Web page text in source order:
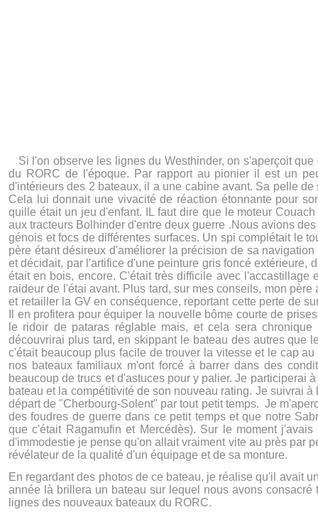
Si l'on observe les lignes du Westhinder, on s'aperçoit
du RORC de l'époque. Par rapport au pionier il est un
d'intérieurs des 2 bateaux, il a une cabine avant. Sa pelle
Cela lui donnait une vivacité de réaction étonnante pour
quille était un jeu d'enfant. IL faut dire que le moteur
aux tracteurs Bolhinder d'entre deux guerre .Nous avions
génois et focs de différentes surfaces. Un spi complétait le
père étant désireux d'améliorer la précision de sa
et décidait, par l'artifice d'une peinture gris foncé extérieure,
était en bois, encore. C'était très difficile avec
raideur de l'étai avant. Plus tard, sur mes conseils, mon
et retailler la GV en conséquence, reportant cette perte de
Il en profitera pour équiper la nouvelle bôme courte de
le ridoir de pataras réglable mais, et cela sera
découvrirai plus tard, en skippant le bateau des autres que
c'était beaucoup plus facile de trouver la vitesse et le cap
nos bateaux familiaux m'ont forcé à barrer dans des
beaucoup de trucs et d'astuces pour y palier. Je participerai
bateau et la compétitivité de son nouveau rating. Je suivrai
départ de "Cherbourg-Solent" par tout petit temps. Je
des foudres de guerre dans ce petit temps et que notre
que c'était Ragamufin et Mercédès). Sur le moment
d'immodestie je pense qu'on allait vraiment vite au près par
révélateur de la qualité d'un équipage et de sa monture.
En regardant des photos de ce bateau, je réalise qu'il avait
année là brillera un bateau sur lequel nous avons consacré
lignes des nouveaux bateaux du RORC.